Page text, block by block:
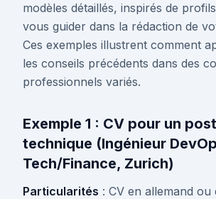
modèles détaillés, inspirés de
vous guider dans la rédaction de
Ces exemples illustrent comment
les conseils précédents dans des
professionnels variés.
Exemple 1 : CV pour un
technique (Ingénieur
Tech/Finance, Zurich)
Particularités : CV en allemand ou